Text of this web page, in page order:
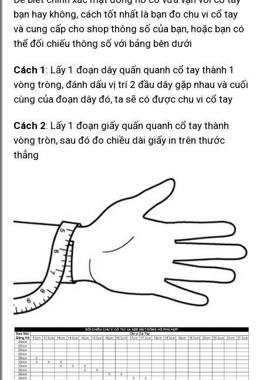
bạn hay không, cách tốt nhất là bạn đo chu vi cổ tay
và cung cấp cho shop thông số của bạn, hoặc bạn có
thể đối chiếu thông số với bảng bên dưới
Cách 1 : Lấy 1 đoạn dây quấn quanh cổ tay thành 1
vòng tròng, đánh dấu vị trí 2 đầu dây gặp nhau và cuối
cùng của đoạn dây đó, ta sẽ có được chu vi cổ tay
Cách 2: Lấy 1 đoạn giấy quấn quanh cổ tay thành
vòng tròn, sau đó đo chiều dài giấy in trên thước
thẳng